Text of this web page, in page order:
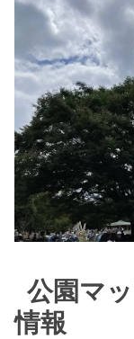
公園マ
情報